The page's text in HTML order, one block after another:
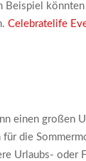
Beispiel
Celebratelife
einen großen
die
Urlaubs- oder